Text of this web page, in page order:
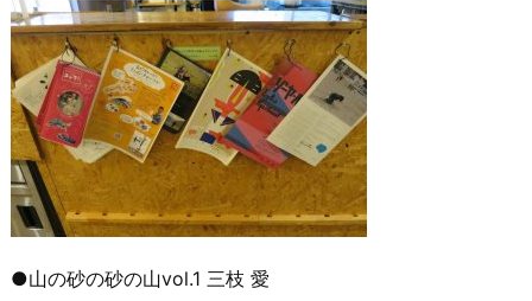
●山の砂の砂の山vol.1 三枝 愛